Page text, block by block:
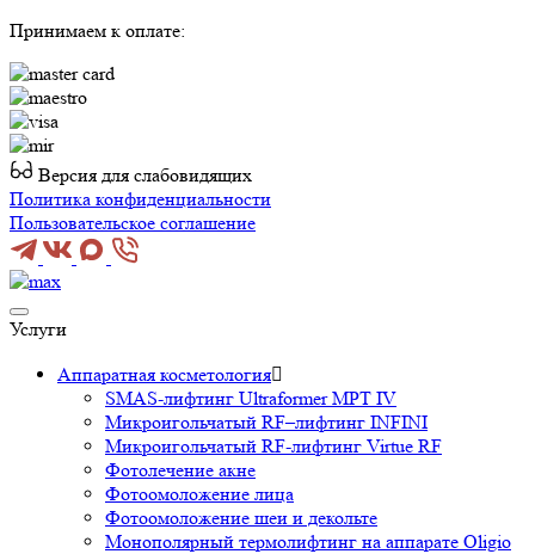
Принимаем к оплате:
Версия для слабовидящих
Политика конфиденциальности
Пользовательское соглашение
Услуги
Аппаратная косметология
SMAS-лифтинг Ultraformer MPT IV
Микроигольчатый RF–лифтинг INFINI
Микроигольчатый RF-лифтинг Virtue RF
Фотолечение акне
Фотоомоложение лица
Фотоомоложение шеи и декольте
Монополярный термолифтинг на аппарате Oligio